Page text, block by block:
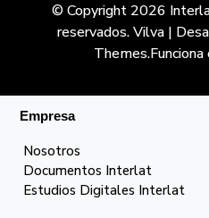
© Copyright 2026
reservados.Vilva |
Themes.Funciona
Empresa
Nosotros
Documentos Interlat
Estudios Digitales Interlat